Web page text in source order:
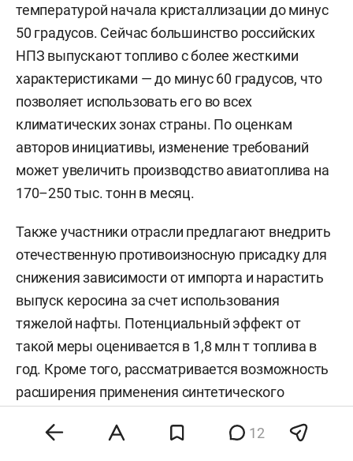
температурой начала кристаллизации до минус
50 градусов. Сейчас большинство российских
НПЗ выпускают топливо с более жесткими
характеристиками — до минус 60 градусов, что
позволяет использовать его во всех
климатических зонах страны. По оценкам
авторов инициативы, изменение требований
может увеличить производство авиатоплива на
170–250 тыс. тонн в месяц.
Также участники отрасли предлагают внедрить
отечественную противоизносную присадку для
снижения зависимости от импорта и нарастить
выпуск керосина за счет использования
тяжелой нафты. Потенциальный эффект от
такой меры оценивается в 1,8 млн т топлива в
год. Кроме того, рассматривается возможность
расширения применения синтетического
природного газа. Такое топливо отличается
12